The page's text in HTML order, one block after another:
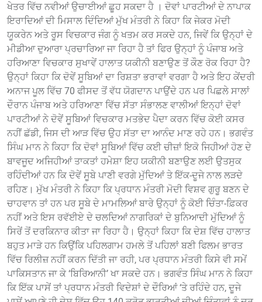
ਖੇਤਰ ਵਿੱਚ ਨਵੀਆਂ ਉਚਾਈਆਂ ਛੂਹ ਸਕਦਾ ਹੈ । ਦੋਵਾਂ ਪਾਰਟੀਆਂ ਦੇ ਨਾਪਾਕ
ਇਰਾਦਿਆਂ ਦੀ ਮਿਸਾਲ ਦਿੰਦਿਆਂ ਮੁੱਖ ਮੰਤਰੀ ਨੇ ਕਿਹਾ ਕਿ ਜੇਕਰ ਮੋਦੀ
ਯੂਕਰੇਨ ਅਤੇ ਰੂਸ ਵਿਚਕਾਰ ਜੰਗ ਨੂੰ ਖਤਮ ਕਰ ਸਕਦੇ ਹਨ, ਜਿਵੇਂ ਕਿ ਉਨ੍ਹਾਂ ਦੇ
ਮੀਡੀਆ ਦੁਆਰਾ ਪ੍ਰਚਾਰਿਆ ਜਾ ਰਿਹਾ ਹੈ ਤਾਂ ਫਿਰ ਉਨ੍ਹਾਂ ਨੂੰ ਪੰਜਾਬ ਅਤੇ
ਹਰਿਆਣਾ ਵਿਚਕਾਰ ਸੁਖਾਵੇਂ ਹਾਲਾਤ ਯਕੀਨੀ ਬਣਾਉਣ ਤੋਂ ਕੌਣ ਰੋਕ ਰਿਹਾ ਹੈ?
ਉਨ੍ਹਾਂ ਕਿਹਾ ਕਿ ਦੋਵੇਂ ਸੂਬਿਆਂ ਦਾ ਰਿਸ਼ਤਾ ਭਰਾਵਾਂ ਵਰਗਾ ਹੈ ਅਤੇ ਇਹ ਕੇਂਦਰੀ
ਅਨਾਜ ਪੂਲ ਵਿੱਚ 70 ਫੀਸਦ ਤੋਂ ਵੱਧ ਯੋਗਦਾਨ ਪਾਉਂਦੇ ਹਨ ਪਰ ਪਿਛਲੇ ਸਾਲਾਂ
ਦੌਰਾਨ ਪੰਜਾਬ ਅਤੇ ਹਰਿਆਣਾ ਵਿੱਚ ਸੱਤਾ ਸੰਭਾਲਣ ਵਾਲੀਆਂ ਇਨ੍ਹਾਂ ਦੋਵਾਂ
ਪਾਰਟੀਆਂ ਨੇ ਦੋਵੇਂ ਸੂਬਿਆਂ ਵਿਚਕਾਰ ਮਤਭੇਦ ਪੈਦਾ ਕਰਨ ਵਿੱਚ ਕੋਈ ਕਸਰ
ਨਹੀਂ ਛੱਡੀ, ਜਿਸ ਦੀ ਆੜ ਵਿੱਚ ਉਹ ਸੱਤਾ ਦਾ ਆਨੰਦ ਮਾਣ ਰਹੇ ਹਨ। ਭਗਵੰਤ
ਸਿੰਘ ਮਾਨ ਨੇ ਕਿਹਾ ਕਿ ਦੋਵਾਂ ਸੂਬਿਆਂ ਵਿੱਚ ਕਈ ਚੀਜ਼ਾਂ ਇਕੋ ਜਿਹੀਆਂ ਹੋਣ ਦੇ
ਬਾਵਜੂਦ ਅਜਿਹੀਆਂ ਤਾਕਤਾਂ ਹਮੇਸ਼ਾ ਇਹ ਯਕੀਨੀ ਬਣਾਉਣ ਲਈ ਉਤਸੁਕ
ਰਹਿੰਦੀਆਂ ਹਨ ਕਿ ਦੋਵੇਂ ਸੂਬੇ ਪਾਣੀ ਵਰਗੇ ਮੁੱਦਿਆਂ ਤੇ ਇੱਕ-ਦੂਜੇ ਨਾਲ ਲੜਦੇ
ਰਹਿਣ। ਮੁੱਖ ਮੰਤਰੀ ਨੇ ਕਿਹਾ ਕਿ ਪ੍ਰਧਾਨ ਮੰਤਰੀ ਮੋਦੀ ਵਿਸ਼ਵ ਗੁਰੂ ਬਣਨ ਦੇ
ਚਾਹਵਾਨ ਤਾਂ ਹਨ ਪਰ ਸੂਬੇ ਦੇ ਮਾਮਲਿਆਂ ਬਾਰੇ ਉਨ੍ਹਾਂ ਨੂੰ ਕੋਈ ਚਿੰਤਾ-ਫ਼ਿਕਰ
ਨਹੀਂ ਅਤੇ ਇਸ ਰਵੱਈਏ ਦੇ ਚਲਦਿਆਂ ਨਾਗਰਿਕਾਂ ਦੇ ਬੁਨਿਆਦੀ ਮੁੱਦਿਆਂ ਨੂੰ
ਸਿਰੇਂ ਤੋਂ ਦਰਕਿਨਾਰ ਕੀਤਾ ਜਾ ਰਿਹਾ ਹੈ। ਉਨ੍ਹਾਂ ਕਿਹਾ ਕਿ ਦੇਸ਼ ਵਿੱਚ ਹਾਲਾਤ
ਬਹੁਤ ਮਾੜੇ ਹਨ ਕਿਉਂਕਿ ਪਹਿਲਗਾਮ ਹਮਲੇ ਤੋਂ ਪਹਿਲਾਂ ਬਣੀ ਫਿਲਮ ਭਾਰਤ
ਵਿੱਚ ਰਿਲੀਜ਼ ਨਹੀਂ ਕਰਨ ਦਿੱਤੀ ਜਾ ਰਹੀ, ਪਰ ਪ੍ਰਧਾਨ ਮੰਤਰੀ ਕਿਸੇ ਵੀ ਸਮੇਂ
ਪਾਕਿਸਤਾਨ ਜਾ ਕੇ ‘ਬਿਰਿਆਨੀ’ ਖਾ ਸਕਦੇ ਹਨ। ਭਗਵੰਤ ਸਿੰਘ ਮਾਨ ਨੇ ਕਿਹਾ
ਕਿ ਇੱਕ ਪਾਸੇਂ ਤਾਂ ਪ੍ਰਧਾਨ ਮੰਤਰੀ ਵਿਦੇਸ਼ਾਂ ਦੇ ਦੌਰਿਆਂ ‘ਤੇ ਰਹਿੰਦੇ ਹਨ, ਦੂਜੇ